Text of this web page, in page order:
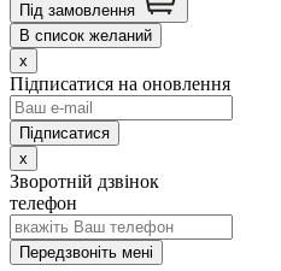
Під замовлення
В список желаний
x
Підписатися на оновлення
x
Зворотній дзвінок
телефон
Передзвоніть мені